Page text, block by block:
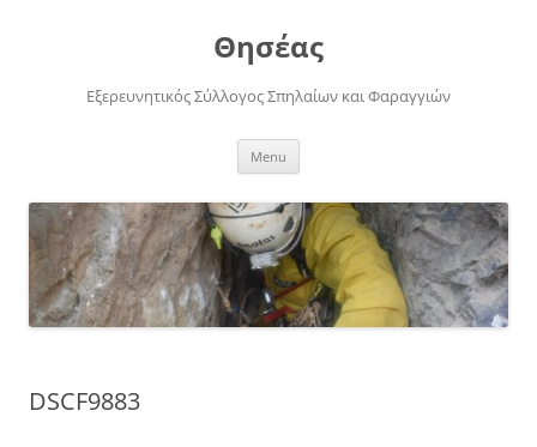
Θησέας
Εξερευνητικός Σύλλογος Σπηλαίων και Φαραγγιών
Menu
DSCF9883